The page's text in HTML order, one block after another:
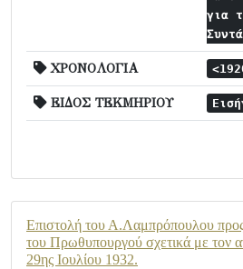
για
ΧΡΟΝΟΛΟΓΙΑ
ΕΙΔΟΣ ΤΕΚΜΗΡΙΟΥ
Επιστολή του Α.Λαμπρόπουλου προς
του Πρωθυπουργού σχετικά με τον
29ης Ιουλίου 1932.